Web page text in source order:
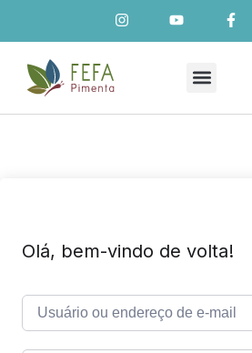
Olá, bem-vindo de volta!